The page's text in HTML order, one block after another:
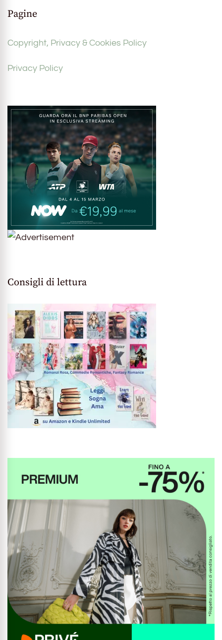
Pagine
Copyright, Privacy & Cookies Policy
Privacy Policy
Consigli di lettura